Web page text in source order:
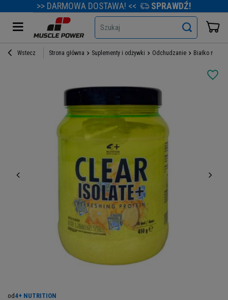
>> DARMOWA DOSTAWA! << SPRAWDŹ!
Szukaj
Wstecz Strona główna Suplementy i odżywki Odchudzanie Białko na
od 4+ NUTRITION